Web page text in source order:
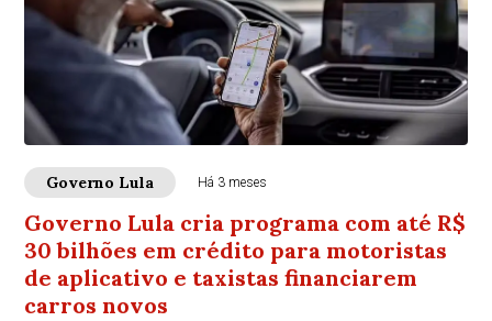
Governo Lula Há 3 meses
Governo Lula cria programa com até R$
30 bilhões em crédito para motoristas
de aplicativo e taxistas financiarem
carros novos